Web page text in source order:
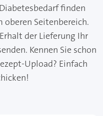
finden
oberen Seitenbereich.
der Lieferung Ihr
Kennen Sie schon
Upload? Einfach